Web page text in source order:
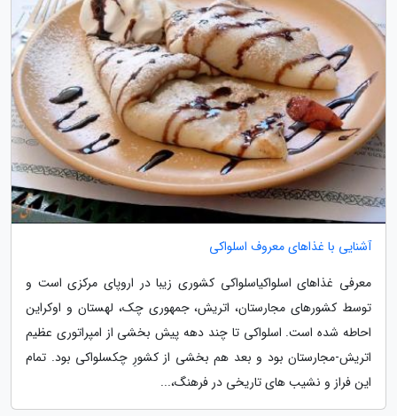
آشنایی با غذاهای معروف اسلواکی
معرفی غذاهای اسلواکیاسلواکی کشوری زیبا در اروپای مرکزی است و
توسط کشورهای مجارستان، اتریش، جمهوری چک، لهستان و اوکراین
احاطه شده است. اسلواکی تا چند دهه پیش بخشی از امپراتوری عظیم
اتریش-مجارستان بود و بعد هم بخشی از کشورِ چکسلواکی بود. تمام
این فراز و نشیب های تاریخی در فرهنگ،...